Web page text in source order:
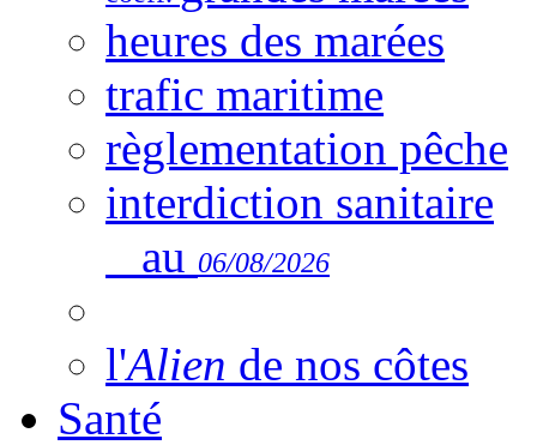
heures des marées
trafic maritime
règlementation pêche
interdiction sanitaire
au 06/08/2026
l'Alien de nos côtes
Santé